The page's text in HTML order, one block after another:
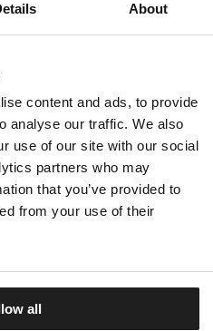
About
content and ads, to provide
analyse our traffic. We also
use of our site with our social
partners who may
that you’ve provided to
from your use of their
all
RUFFINA PB
z grubego i miękkiego
cieplnymi kurtki